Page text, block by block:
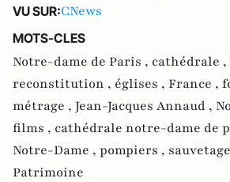
VU SUR:CNews
MOTS-CLES
Notre-dame de Paris , cathédrale ,
reconstitution , églises , France ,
métrage , Jean-Jacques Annaud ,
films , cathédrale notre-dame de
Notre-Dame , pompiers ,
Patrimoine